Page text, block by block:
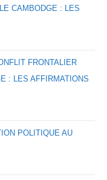
CAMBODGE : LES
FRONTALIER
: LES AFFIRMATIONS
POLITIQUE AU